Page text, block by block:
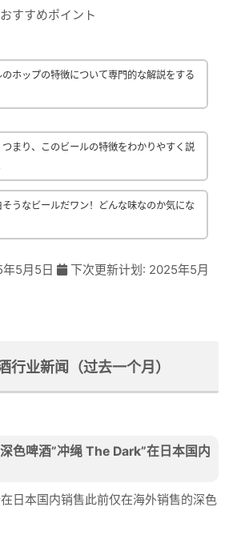
すすめポイント
のホップの特徴について専門的な解説をする
つまり、このビールの特徴をわかりやすく説
そうなビールだワン！どんな味なのか気にな
5月5日
下次更新计划: 2025年5月
行业新闻（过去一个月）
色啤酒”冲绳 The Dark”在日本国内
日本国内销售此前仅在海外销售的深色